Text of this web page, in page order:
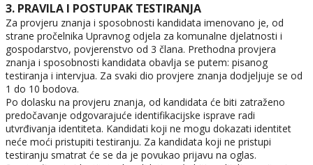
3. PRAVILA I POSTUPAK TESTIRANJA
Za provjeru znanja i sposobnosti kandidata imenovano je, od
strane pročelnika Upravnog odjela za komunalne djelatnosti i
gospodarstvo, povjerenstvo od 3 člana. Prethodna provjera
znanja i sposobnosti kandidata obavlja se putem: pisanog
testiranja i intervjua. Za svaki dio provjere znanja dodjeljuje se od
1 do 10 bodova.
Po dolasku na provjeru znanja, od kandidata će biti zatraženo
predočavanje odgovarajuće identifikacijske isprave radi
utvrđivanja identiteta. Kandidati koji ne mogu dokazati identitet
neće moći pristupiti testiranju. Za kandidata koji ne pristupi
testiranju smatrat će se da je povukao prijavu na oglas.